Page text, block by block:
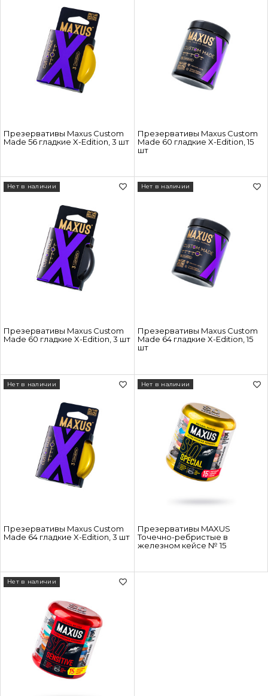
Презервативы Maxus Custom
Made 56 гладкие X-Edition, 3 шт
Презервативы Maxus Custom
Made 60 гладкие X-Edition, 15
шт
Презервативы Maxus Custom
Made 60 гладкие X-Edition, 3 шт
Нет в наличии
Презервативы Maxus Custom
Made 64 гладкие X-Edition, 15
шт
Нет в наличии
Презервативы Maxus Custom
Made 64 гладкие X-Edition, 3 шт
Нет в наличии
Презервативы MAXUS
Точечно-ребристые в
железном кейсе № 15
Нет в наличии
Нет в наличии